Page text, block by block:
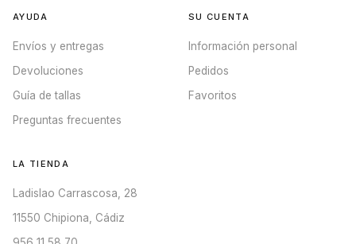
AYUDA
Envíos y entregas
Devoluciones
Guía de tallas
Preguntas frecuentes
SU CUENTA
Información personal
Pedidos
Favoritos
LA TIENDA
Ladislao Carrascosa, 28
11550 Chipiona, Cádiz